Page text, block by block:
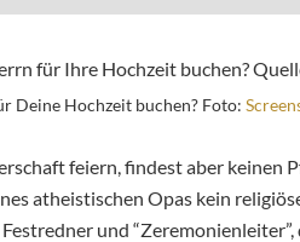
Deine Hochzeit buchen? Foto:
feiern, findest aber keinen
atheistischen Opas kein
und “Zeremonienleiter”,